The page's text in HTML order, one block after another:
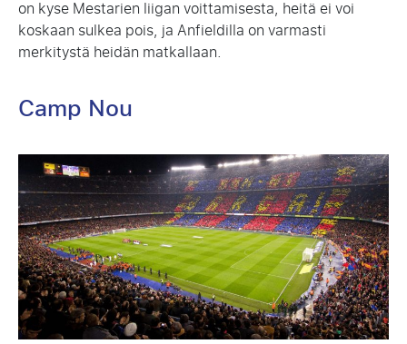
on kyse Mestarien liigan voittamisesta, heitä ei voi
koskaan sulkea pois, ja Anfieldilla on varmasti
merkitystä heidän matkallaan.
Camp Nou